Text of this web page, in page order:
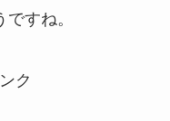
すね。
ク